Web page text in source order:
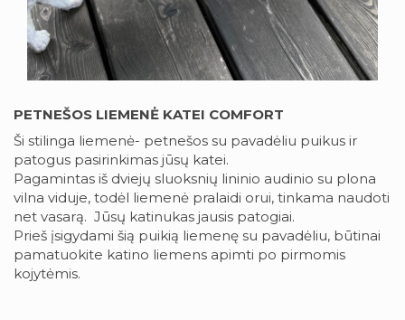
PETNEŠOS LIEMENĖ KATEI COMFORT
Ši stilinga liemenė- petnešos su pavadėliu puikus ir
patogus pasirinkimas jūsų katei.
Pagamintas iš dviejų sluoksnių lininio audinio su plona
vilna viduje, todėl liemenė pralaidi orui, tinkama naudoti
net vasarą. Jūsų katinukas jausis patogiai.
Prieš įsigydami šią puikią liemenę su pavadėliu, būtinai
pamatuokite katino liemens apimti po pirmomis
kojytėmis.